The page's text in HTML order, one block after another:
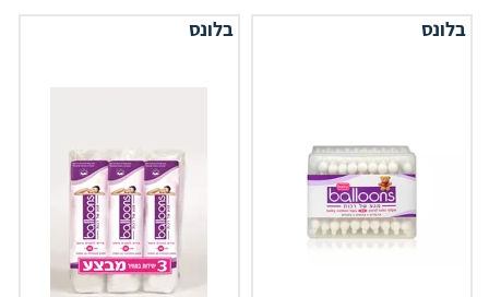
בלונס בלונס